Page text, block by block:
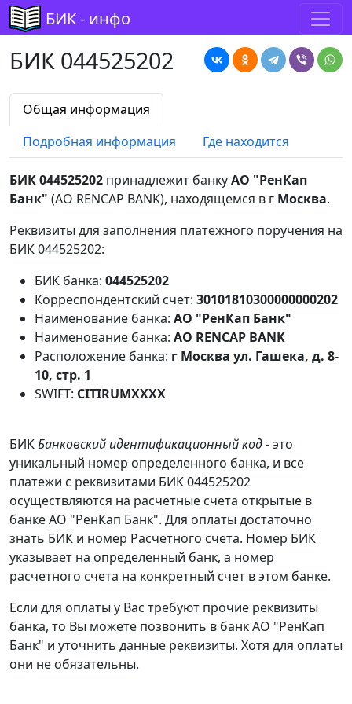
БИК - инфо
БИК 044525202
Общая информация
Подробная информация
Где находится
БИК 044525202 принадлежит банкуАО "РенКап
Банк" (AO RENCAP BANK), находящемся в г Москва.
Реквизиты для заполнения платежного поручения на
БИК 044525202:
БИК банка: 044525202
Корреспондентский счет: 30101810300000000202
Наименование банка: АО "РенКап Банк"
Наименование банка: AO RENCAP BANK
Расположение банка: г Москва ул. Гашека, д. 8-
10, стр. 1
SWIFT: CITIRUMXXXX
БИКБанковский идентификационный код- это
уникальный номер определенного банка, и все
платежи с реквизитами БИК 044525202
осуществляются на расчетные счета открытые в
банке АО "РенКап Банк". Для оплаты достаточно
знать БИК и номер Расчетного счета. Номер БИК
указывает на определенный банк, а номер
расчетного счета на конкретный счет в этом банке.
Если для оплаты у Вас требуют прочие реквизиты
банка, то Вы можете позвонить в банк АО "РенКап
Банк" и уточнить данные реквизиты. Хотя для оплаты
они не обязательны.